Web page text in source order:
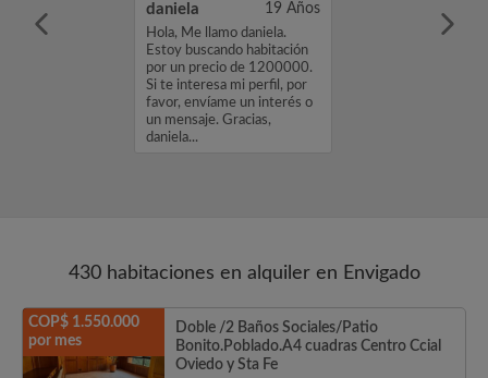
por
daniela 19 Años
Hola, Me llamo daniela.
Estoy buscando habitación
por un precio de 1200000.
Si te interesa mi perfil, por
favor, envíame un interés o
un mensaje. Gracias,
daniela...
430 habitaciones en alquiler en Envigado
COP$ 1.550.000
por mes
Doble /2 Baños Sociales/Patio
Bonito.Poblado.A4 cuadras Centro Ccial
Oviedo y Sta Fe